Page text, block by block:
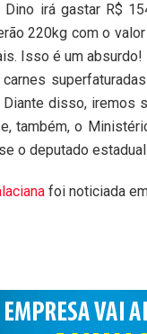
Dino irá gastar R$
220kg com o
Isso é um
disso, iremos
também, o
o deputado
foi noticiada